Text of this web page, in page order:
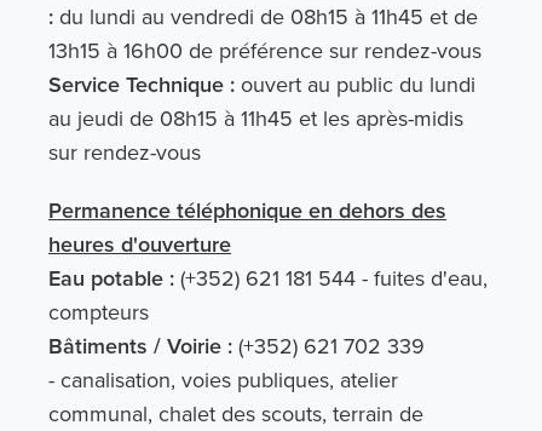
: du lundi au vendredi de 08h15 à 11h45 et de
13h15 à 16h00 de préférence sur rendez-vous
Service Technique : ouvert au public du lundi
au jeudi de 08h15 à 11h45 et les après-midis
sur rendez-vous
Permanence téléphonique en dehors des
heures d'ouverture
Eau potable : (+352) 621 181 544 - fuites d'eau,
compteurs
Bâtiments / Voirie : (+352) 621 702 339
- canalisation, voies publiques, atelier
communal, chalet des scouts, terrain de